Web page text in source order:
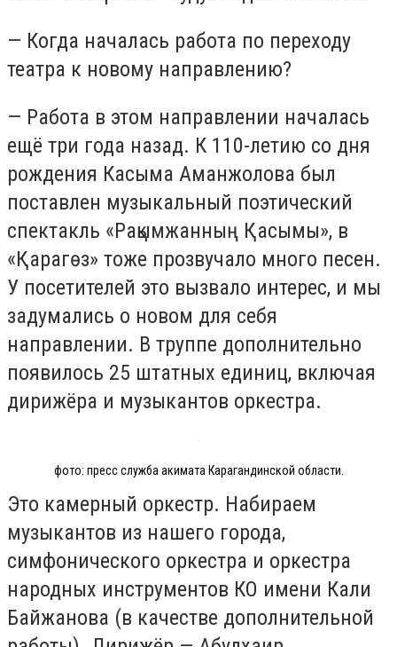
— Когда началась работа по переходу
театра к новому направлению?
— Работа в этом направлении началась
ещё три года назад. К 110-летию со дня
рождения Касыма Аманжолова был
поставлен музыкальный поэтический
спектакль «Рақымжанның Қасымы», в
«Қарагөз» тоже прозвучало много песен.
У посетителей это вызвало интерес, и мы
задумались о новом для себя
направлении. В труппе дополнительно
появилось 25 штатных единиц, включая
дирижёра и музыкантов оркестра.
фото: пресс служба акимата Карагандинской области.
Это камерный оркестр. Набираем
музыкантов из нашего города,
симфонического оркестра и оркестра
народных инструментов КО имени Кали
Байжанова (в качестве дополнительной